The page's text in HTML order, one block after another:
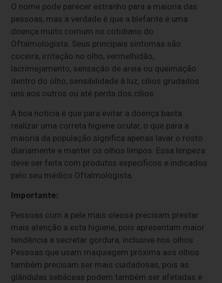
O nome pode parecer estranho para a maioria das
pessoas, mas a verdade é que a blefarite é uma
doença muito comum no cotidiano do
Oftalmologista. Seus principais sintomas são
coceira, irritação no olho, vermelhidão,
lacrimejamento, sensação de areia ou queimação
dentro do olho, sensibilidade à luz, cílios grudados
uns aos outros ou até perda dos cílios.
A boa notícia é que para evitar a doença basta
realizar uma correta higiene ocular, o que para a
maioria da população significa apenas lavar o rosto
diariamente e manter os olhos limpos. Essa limpeza
deve ser feita com produtos específicos e indicados
pelo seu médico Oftalmologista.
Importante:
Pessoas com a pele mais oleosa precisam prestar
mais atenção a esta higiene, pois apresentam maior
tendência a secretar gordura, inclusive nos olhos.
Pessoas que usam maquiagem próxima aos olhos
também precisam ser mais cuidadosas, pois as
glândulas sebáceas podem também ser afetadas e